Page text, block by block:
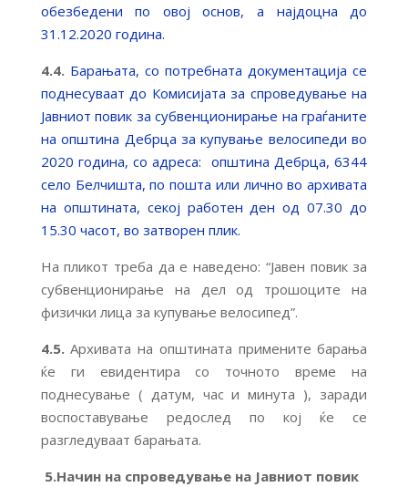
обезбедени по овој основ, а најдоцна до
31.12.2020 година.
4.4. Барањата, со потребната документација се
поднесуваат до Комисијата за спроведување на
Јавниот повик за субвенционирање на граѓаните
на општина Дебрца за купување велосипеди во
2020 година, со адреса: општина Дебрца, 6344
село Белчишта, по пошта или лично во архивата
на општината, секој работен ден од 07.30 до
15.30 часот, во затворен плик.
На пликот треба да е наведено: “Јавен повик за
субвенционирање на дел од трошоците на
физички лица за купување велосипед”.
4.5.Архивата на општината примените барања
ќе ги евидентира со точното време на
поднесување ( датум, час и минута ), заради
воспоставување редослед по кој ќе се
разгледуваат барањата.
5.Начин на спроведување на Јавниот повик